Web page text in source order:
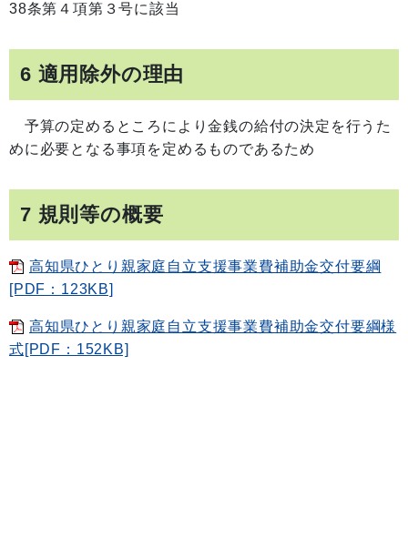
38条第４項第３号に該当
6 適用除外の理由
予算の定めるところにより金銭の給付の決定を行うた
めに必要となる事項を定めるものであるため
7 規則等の概要
高知県ひとり親家庭自立支援事業費補助金交付要綱
[PDF：123KB]
高知県ひとり親家庭自立支援事業費補助金交付要綱様
式[PDF：152KB]